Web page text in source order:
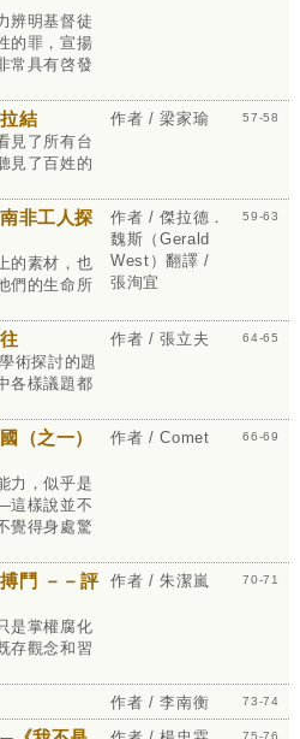
辨明基督徒
的罪，宣揚
常具有啓發
結
見了所有台
見了百姓的
作者 / 梁家瑜 57-58
非工人探
的素材，也
們的生命所
作者 / 傑拉德．
魏斯（Gerald
West）翻譯 /
張洵宜
59-63
術探討的題
各樣議題都
作者 / 張立夫 64-65
（之一）
力，似乎是
這樣說並不
覺得身處驚
作者 / Comet 66-69
鬥 －－評
是掌權腐化
存觀念和習
作者 / 朱潔嵐 70-71
作者 / 李南衡 73-74
75-76